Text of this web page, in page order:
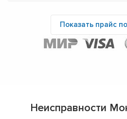
Показать прайс
Неисправности